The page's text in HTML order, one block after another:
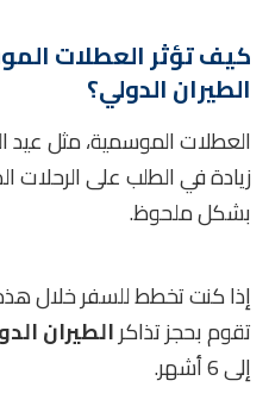
كيف تؤثر العطلات
الطيران الدولي؟
العطلات الموسمية، مثل عيد
زيادة في الطلب على الرحلات
بشكل ملحوظ.
إذا كنت تخطط للسفر خلال
تقوم بحجز تذاكرالطيران
إلى 6 أشهر.